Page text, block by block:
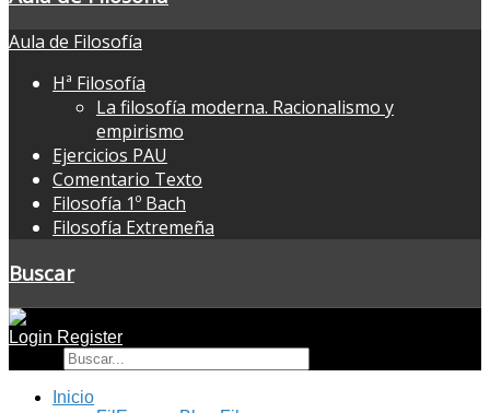
Aula de Filosofía
Hª Filosofía
La filosofía moderna. Racionalismo y
empirismo
Ejercicios PAU
Comentario Texto
Filosofía 1º Bach
Filosofía Extremeña
Buscar
Login Register
Inicio